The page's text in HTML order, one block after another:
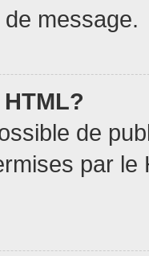
message.
de
par